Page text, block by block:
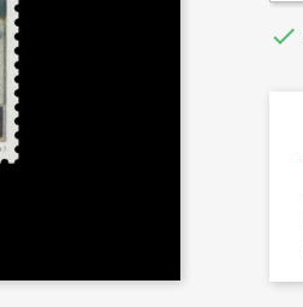
